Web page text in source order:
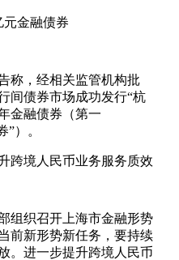
元金融债券
称，经相关监管机构批
间债券市场成功发行“杭
金融债券（第一
）。
跨境人民币业务服务质效
组织召开上海市金融形势
前新形势新任务，要持续
。进一步提升跨境人民币